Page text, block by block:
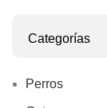
Categorías
Perros